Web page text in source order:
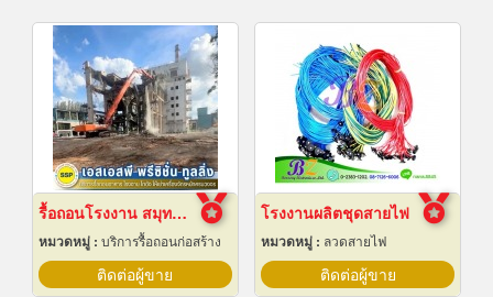
รื้อถอนโรงงาน สมุทรปราการ
หมวดหมู่ : บริการรื้อถอนก่อสร้าง
ติดต่อผู้ขาย
โรงงานผลิตชุดสายไฟ
หมวดหมู่ : ลวดสายไฟ
ติดต่อผู้ขาย